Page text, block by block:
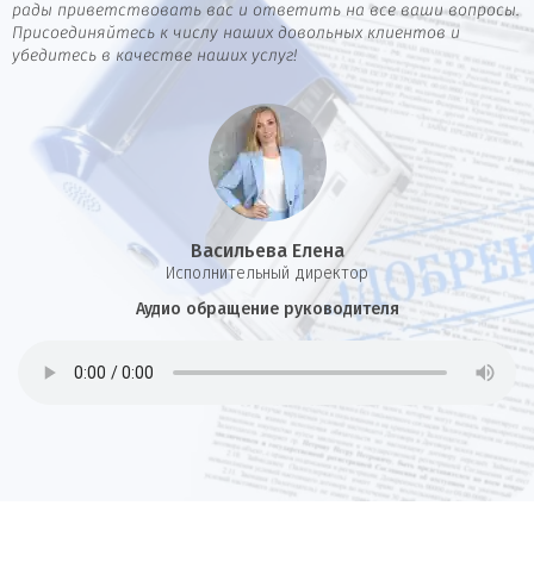
рады приветствовать вас и ответить на все ваши вопросы.
Присоединяйтесь к числу наших довольных клиентов и
убедитесь в качестве наших услуг!
Васильева Елена
И сполнительный директор
Аудио обращение руководителя